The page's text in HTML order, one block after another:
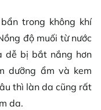
trong không khí
độ muối từ nước
dễ bị bắt nắng hơn
dưỡng ẩm và kem
thì làn da cũng rất
da.